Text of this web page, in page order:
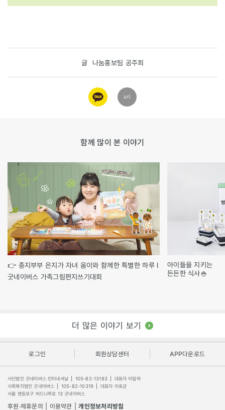
글 나눔홍보팀 공주희
카카오
링크
url
함께 많이 본 이야기
👉 종지부부 은지가 자녀 움이와 함께한 특별한 하루 l
굿네이버스 가족그림편지쓰기대회
아이들을 지키는
든든한 식사🍚
더 많은 이야기 보기
로그인 회원상담센터 APP다운로드
사단법인 굿네이버스 인터내셔날 105-82-13183
대표자 이일하
사회복지법인 굿네이버스
105-82-10319
대표자 이호균
서울 영등포구 버드나루로 13 굿네이버스
후원·제휴문의 이용약관 개인정보처리방침